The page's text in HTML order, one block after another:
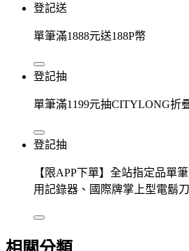
登記送
單筆滿1888元送188P幣
登記抽
單筆滿1199元抽CITYLONG折
登記抽
【限APP下單】全站指定品單
用記錄器、國際牌掌上型電鬍